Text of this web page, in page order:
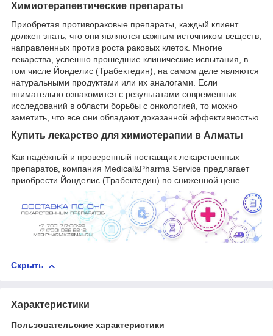
Химиотерапевтические препараты
Приобретая противораковые препараты, каждый клиент
должен знать, что они являются важным источником веществ,
направленных против роста раковых клеток. Многие
лекарства, успешно прошедшие клинические испытания, в
том числе Йонделис (Трабектедин), на самом деле являются
натуральными продуктами или их аналогами. Если
внимательно ознакомится с результатами современных
исследований в области борьбы с онкологией, то можно
заметить, что все они обладают доказанной эффективностью.
Купить лекарство для химиотерапии в Алматы
Как надёжный и проверенный поставщик лекарственных
препаратов, компания Medical&Pharma Service предлагает
приобрести Йонделис (Трабектедин) по сниженной цене.
Скрыть
Характеристики
Пользовательские характеристики